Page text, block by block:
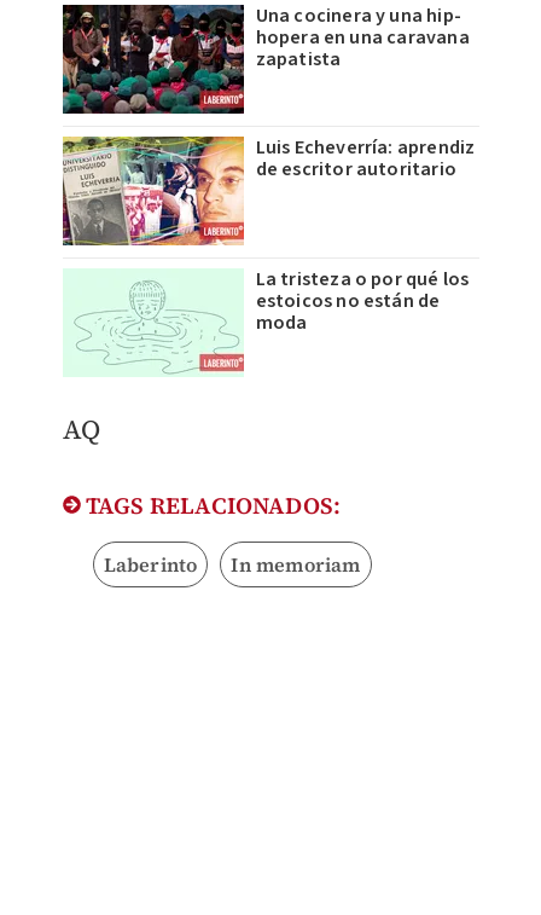
Una cocinera y una hip-
hopera en una caravana
zapatista
Luis Echeverría: aprendiz
de escritor autoritario
La tristeza o por qué los
estoicos no están de
moda
AQ
TAGS RELACIONADOS:
Laberinto In memoriam